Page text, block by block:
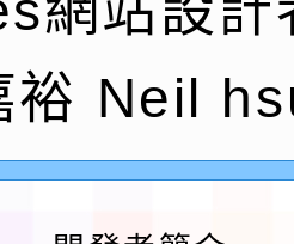
22日(星期六
廟祈福系列
園藝術巡演
東華大學辦理
站」第二階段
安中心白海
裕 Neil